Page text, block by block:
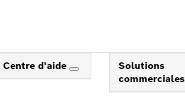
Centre d'aide
Solutions
commerciales